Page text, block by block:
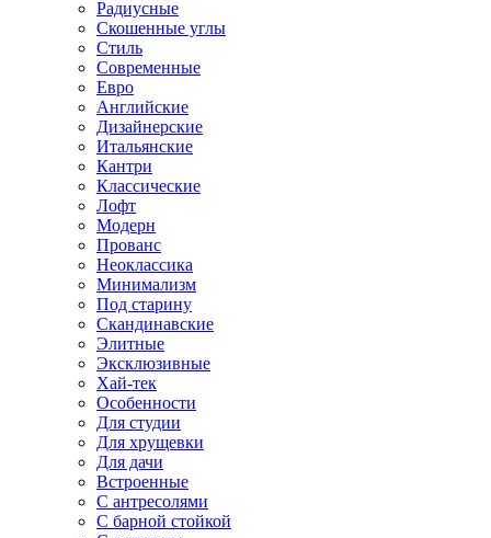
Радиусные
Скошенные углы
Стиль
Современные
Евро
Английские
Дизайнерские
Итальянские
Кантри
Классические
Лофт
Модерн
Прованс
Неоклассика
Минимализм
Под старину
Скандинавские
Элитные
Эксклюзивные
Хай-тек
Особенности
Для студии
Для хрущевки
Для дачи
Встроенные
С антресолями
С барной стойкой